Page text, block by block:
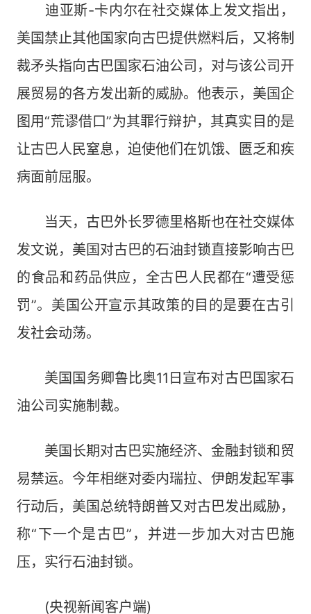
迪亚斯-卡内尔在社交媒体上发文指出，
美国禁止其他国家向古巴提供燃料后，又将制
裁矛头指向古巴国家石油公司，对与该公司开
展贸易的各方发出新的威胁。他表示，美国企
图用“荒谬借口”为其罪行辩护，其真实目的是
让古巴人民窒息，迫使他们在饥饿、匮乏和疾
病面前屈服。
当天，古巴外长罗德里格斯也在社交媒体
发文说，美国对古巴的石油封锁直接影响古巴
的食品和药品供应，全古巴人民都在“遭受惩
罚”。美国公开宣示其政策的目的是要在古引
发社会动荡。
美国国务卿鲁比奥11日宣布对古巴国家石
油公司实施制裁。
美国长期对古巴实施经济、金融封锁和贸
易禁运。今年相继对委内瑞拉、伊朗发起军事
行动后，美国总统特朗普又对古巴发出威胁，
称“下一个是古巴”，并进一步加大对古巴施
压，实行石油封锁。
(央视新闻客户端)